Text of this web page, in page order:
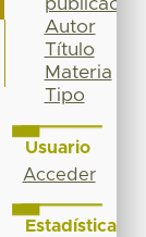
publicación
Autor
Título
Materia
Tipo
Usuario
Acceder
Estadísticas